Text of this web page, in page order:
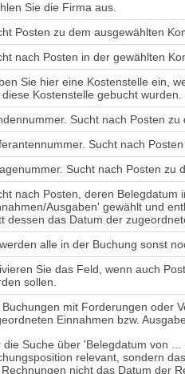
Sie die Firma aus.
Posten zu dem ausgewählten
nach Posten in der gewählten
Sie hier eine Kostenstelle ein,
diese Kostenstelle gebucht wurden.
Sucht nach Posten zu
Sucht nach
Sucht nach Posten zu
nach Posten, deren
Ausgaben' gewählt und
dessen das Datum der
alle in der Buchung sonst
Sie das Feld, wenn auch
sollen.
Buchungen mit Forderungen oder
Einnahmen bzw.
die Suche über 'Belegdatum von
relevant, sondern
Rechnungen nicht das Datum der